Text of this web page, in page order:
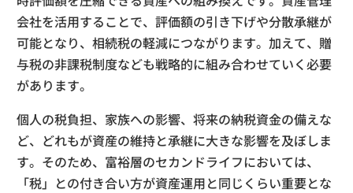
会社を活用することで、評価額の引き下げや分散承継が
可能となり、相続税の軽減につながります。加えて、贈
与税の非課税制度なども戦略的に組み合わせていく必要
があります。
個人の税負担、家族への影響、将来の納税資金の備えな
ど、どれもが資産の維持と承継に大きな影響を及ぼしま
す。そのため、富裕層のセカンドライフにおいては、
「税」との付き合い方が資産運用と同じくらい重要とな